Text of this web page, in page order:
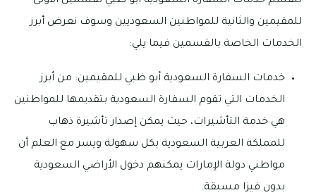
للمقيمين والثانية للمواطنين السعوديين وسوف نعرض أبرز
الخدمات الخاصة بالقسمين فيما يلي:
خدمات السفارة السعودية أبو ظبي للمقيمين: من أبرز
الخدمات التي تقوم السفارة السعودية بتقديمها للمواطنين
هي خدمة التأشيرات، حيث يمكن إصدار تأشيرة ذهاب
للمملكة العربية السعودية بكل سهولة ويسر مع العلم أن
مواطني دولة الإمارات يمكنهم دخول الأراضي السعودية
بدون فيزا مسبقة.